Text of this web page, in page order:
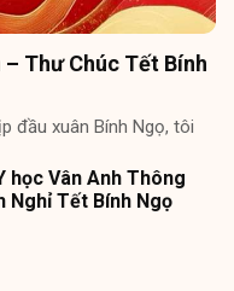
Thư Chúc Tết Bính
đầu xuân Bính Ngọ, tôi
học Vân Anh Thông
Nghỉ Tết Bính Ngọ